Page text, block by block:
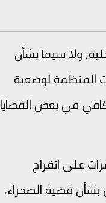
ولا سيما بشأن
المنظمة لوضعية
في بعض القضايا
على انفراج
قضية الصحراء،